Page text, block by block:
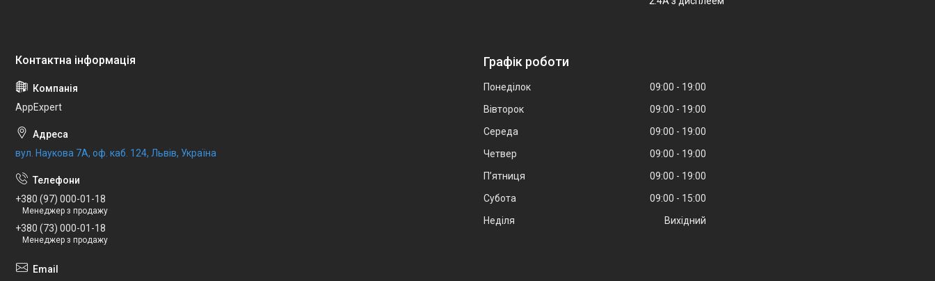
AppExpert
вул. Наукова 7А, оф. каб. 124, Львів, Україна
+380 (97) 000-01-18
Менеджер з продажу
+380 (73) 000-01-18
Менеджер з продажу
Графік роботи
Понеділок 09:00
19:00
Вівторок
09:00
19:00
Середа
09:00
19:00
Четвер
09:00
19:00
Пʼятниця
09:00
19:00
Субота
09:00
15:00
Неділя
Вихідний